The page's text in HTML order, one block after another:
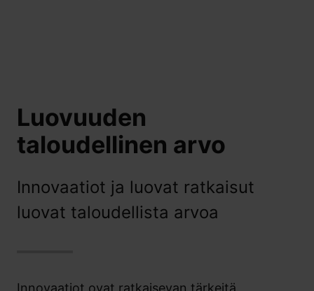
Luovuuden
taloudellinen arvo
Innovaatiot ja luovat ratkaisut
luovat taloudellista arvoa
Innovaatiot ovat ratkaisevan tärkeitä